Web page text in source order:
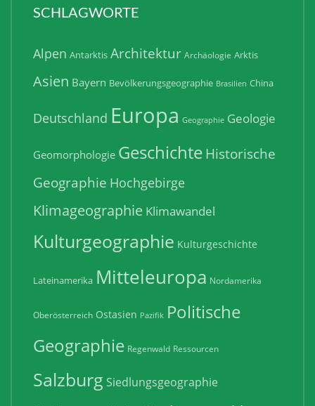
SCHLAGWORTE
Alpen Antarktis Architektur Archäologie Arktis
Asien Bayern Bevölkerungsgeographie Brasilien China
Deutschland Europa Geographie Geologie
Geomorphologie GeschichteHistorische
Geographie Hochgebirge
Klimageographie Klimawandel
Kulturgeographie Kulturgeschichte
Lateinamerika Mitteleuropa Nordamerika
Oberösterreich Ostasien Pazifik Politische
Geographie Regenwald Ressourcen
Salzburg Siedlungsgeographie